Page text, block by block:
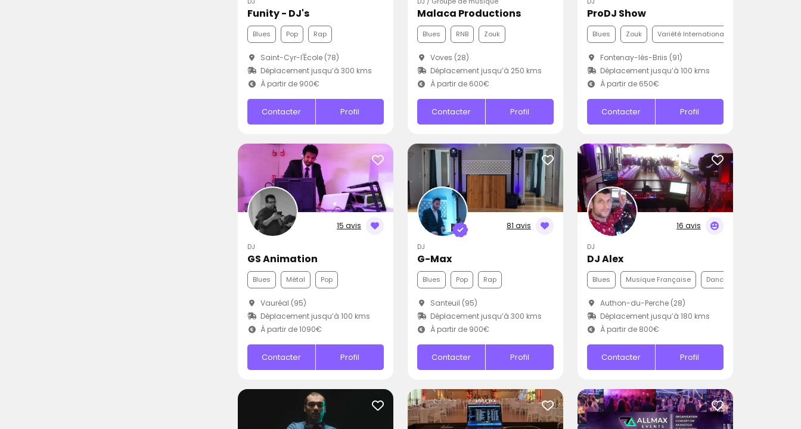
Funity - DJ's
Blues Pop Rap
Saint-Cyr-l'École (78)
Déplacement jusqu’à 300 kms
À partir de 900€
Contacter Profil
Malaca Productions
Blues RNB Zouk
Voves (28)
Déplacement jusqu’à 250 kms
À partir de 600€
Contacter Profil
ProDJ Show
Blues Zouk Variété Internationale
Fontenay-lès-Briis (91)
Déplacement jusqu’à 100 kms
À partir de 650€
Contacter Profil
15 avis
DJ
GS Animation
Blues Métal Pop
Vauréal (95)
Déplacement jusqu’à 100 kms
À partir de 1090€
Contacter Profil
81 avis
DJ
G-Max
Blues Pop Rap
Santeuil (95)
Déplacement jusqu’à 300 kms
À partir de 900€
Contacter Profil
16 avis
DJ
DJ Alex
Blues Musique Française Dance
Authon-du-Perche (28)
Déplacement jusqu’à 180 kms
À partir de 800€
Contacter Profil